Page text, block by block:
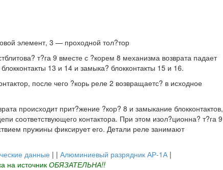
элемент, 3 — проходной тол?тор
т?га 9 вместе с ?корем 8 механизма возврата падает
13 и 14 и замыка? блокконтакты 15 и 16.
после чего ?корь реле 2 возвращаетс? в исходное
происходит прит?жение ?кор? 8 и замыкание блокконтактов,
соответствующего контактора. При этом изол?ционна? т?га 9
пружины фиксирует его. Детали реле занимают
данные | | Алюминиевый разрядник АР-1А|
на источник ОБЯЗАТЕЛЬНА!!